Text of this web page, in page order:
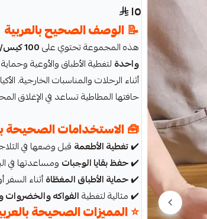
١٥
📝الوصف الصحيح بالعربية
هذه المجموعة تحتوي على100 كيس/غطاء من أكياس حفظ الطعام البلاستيكية
واحدة لتغطية الأطباق والأوعية
أثناء الرحلات والمناسبات الخارجية.
حافتها المطاطية تساعد في الإغلاق
🧰الاستخدامات الصحيحة
✔️تغطية الأطعمة قبل وضعها في
✔️حفظ بقايا الوجبات ومساعدتها في
✔️حماية الأطباق المغطّاةأثناء السفر
✔️ مثالية لتغطيةالفواكه والخضروات
⭐المميزات الصحيحة